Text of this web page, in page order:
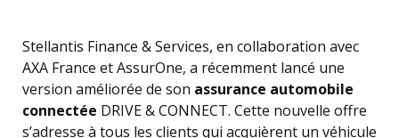
Stellantis Finance & Services, en collaboration avec
AXA France et AssurOne, a récemment lancé une
version améliorée de son assurance automobile
connectée DRIVE & CONNECT. Cette nouvelle offre
s’adresse à tous les clients qui acquièrent un véhicule